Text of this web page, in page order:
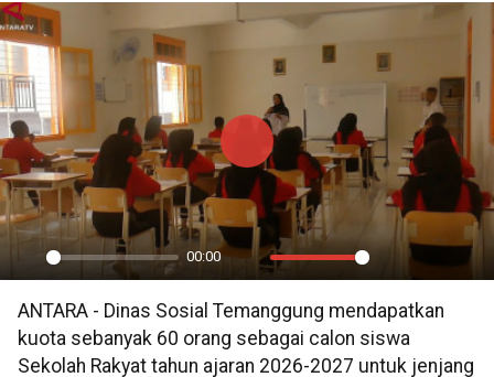
Play
00:00
Mute Settings
PIP
Play
ANTARA - Dinas Sosial Temanggung mendapatkan
kuota sebanyak 60 orang sebagai calon siswa
Sekolah Rakyat tahun ajaran 2026-2027 untuk jenjang